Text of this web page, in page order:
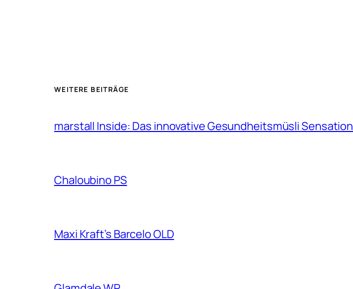
WEITERE BEITRÄGE
marstall Inside: Das innovative Gesundheitsmüsli Sensation
Chaloubino PS
Maxi Kraft’s Barcelo OLD